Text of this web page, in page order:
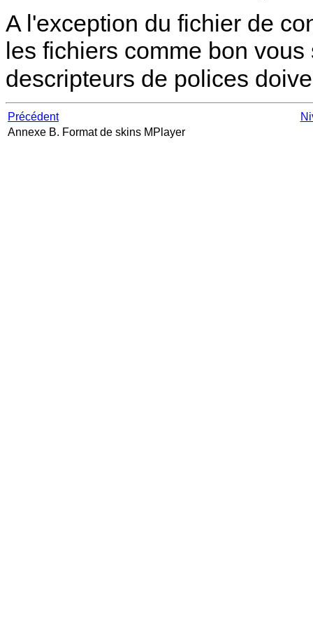
A l'exception du fichier de
les fichiers comme bon
descripteurs de polices
Précédent
Annexe B. Format de skins MPlayer